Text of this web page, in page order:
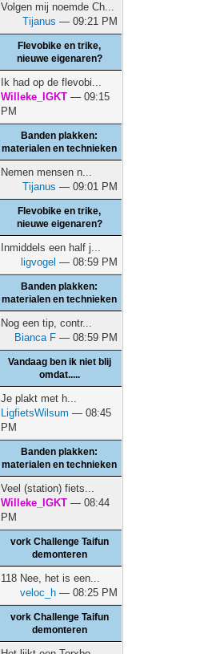
Volgen mij noemde Ch...
Tijanus — 09:21 PM
Flevobike en trike,
nieuwe eigenaren?
Ik had op de flevobi...
Willeke_IGKT — 09:15
PM
Banden plakken:
materialen en technieken
Nemen mensen n...
Tijanus — 09:01 PM
Flevobike en trike,
nieuwe eigenaren?
Inmiddels een half j...
ligvogel — 08:59 PM
Banden plakken:
materialen en technieken
Nog een tip, contr...
Bianca F — 08:59 PM
Vandaag ben ik niet blij
omdat.....
Je plakt met h...
LigfietsWilsum — 08:45
PM
Banden plakken:
materialen en technieken
Veel (station) fiets...
Willeke_IGKT — 08:44
PM
vork Challenge Taifun
demonteren
118 Nee, het is een...
veloc_h — 08:25 PM
vork Challenge Taifun
demonteren